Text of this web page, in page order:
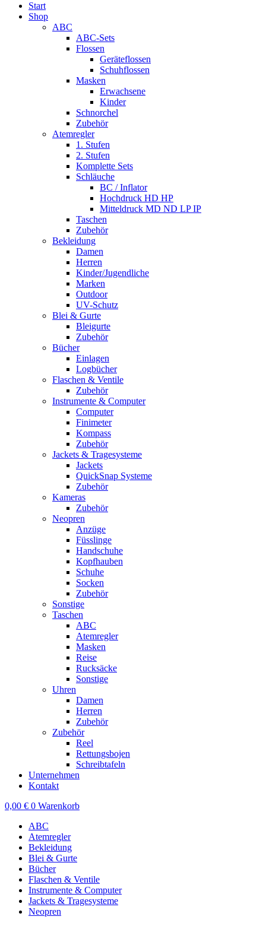
Start
Shop
ABC
ABC-Sets
Flossen
Geräteflossen
Schuhflossen
Masken
Erwachsene
Kinder
Schnorchel
Zubehör
Atemregler
1. Stufen
2. Stufen
Komplette Sets
Schläuche
BC / Inflator
Hochdruck HD HP
Mitteldruck MD ND LP IP
Taschen
Zubehör
Bekleidung
Damen
Herren
Kinder/Jugendliche
Marken
Outdoor
UV-Schutz
Blei & Gurte
Bleigurte
Zubehör
Bücher
Einlagen
Logbücher
Flaschen & Ventile
Zubehör
Instrumente & Computer
Computer
Finimeter
Kompass
Zubehör
Jackets & Tragesysteme
Jackets
QuickSnap Systeme
Zubehör
Kameras
Zubehör
Neopren
Anzüge
Füsslinge
Handschuhe
Kopfhauben
Schuhe
Socken
Zubehör
Sonstige
Taschen
ABC
Atemregler
Masken
Reise
Rucksäcke
Sonstige
Uhren
Damen
Herren
Zubehör
Zubehör
Reel
Rettungsbojen
Schreibtafeln
Unternehmen
Kontakt
0,00 € 0 Warenkorb
ABC
Atemregler
Bekleidung
Blei & Gurte
Bücher
Flaschen & Ventile
Instrumente & Computer
Jackets & Tragesysteme
Neopren